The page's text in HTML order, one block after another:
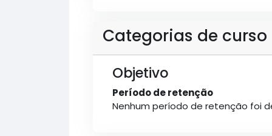
Categorias de curso
Objetivo
Período de retenção
Nenhum período de retenção foi